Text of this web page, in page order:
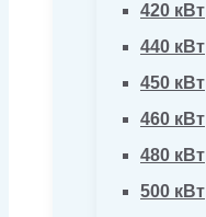
420 кВт
440 кВт
450 кВт
460 кВт
480 кВт
500 кВт